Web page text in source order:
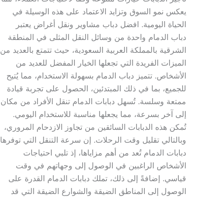
يعكس نمو السوق وتزايد الاعتماد على هذه الوسيلة في
الحياة اليومية. افضل دباب مشاوير ونقل أغراض يعتبر
دباب الدمام واحدة من وسائل النقل المثلى في المنطقة
الشرقية بالمملكة العربية السعودية، حيث تتمتع بالعديد من
الميزات الفريدة التي تجعلها الخيار المفضل للعديد من
الأشخاص. تتميز دباب الدمام بسهولة الاستخدام، مما يُتيح
للجميع، بما في ذلك المبتدئين، الحصول على تجربة قيادة
ممتعة وسلسة. تُسهل دبابات الدمام تنقل الأفراد من مكان
إلى آخر بسرعة، مما يجعلها مناسبة للاستخدام اليومي.
تُمكن هذه الدبابات السائقين من تجاوز الازدحام المروري،
وبالتالي تقليل وقت الرحلات. إن سرعة التنقل التي توفرها
دبابات الدمام تُعد من أهم مزاياها، إذ تلبي احتياجات
الأشخاص الراغبين في الوصول إلى وجهاتهم في وقت
قياسي. إضافةً إلى ذلك، تملك دبابات الدمام القدرة على
الوصول إلى المناطق الضيقة والشوارع الضيقة التي قد